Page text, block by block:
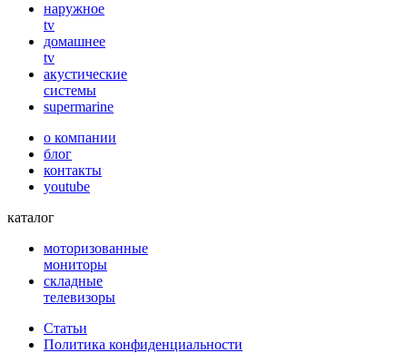
наружное
tv
домашнее
tv
акустические
системы
supermarine
о компании
блог
контакты
youtube
каталог
моторизованные
мониторы
складные
телевизоры
Статьи
Политика конфиденциальности